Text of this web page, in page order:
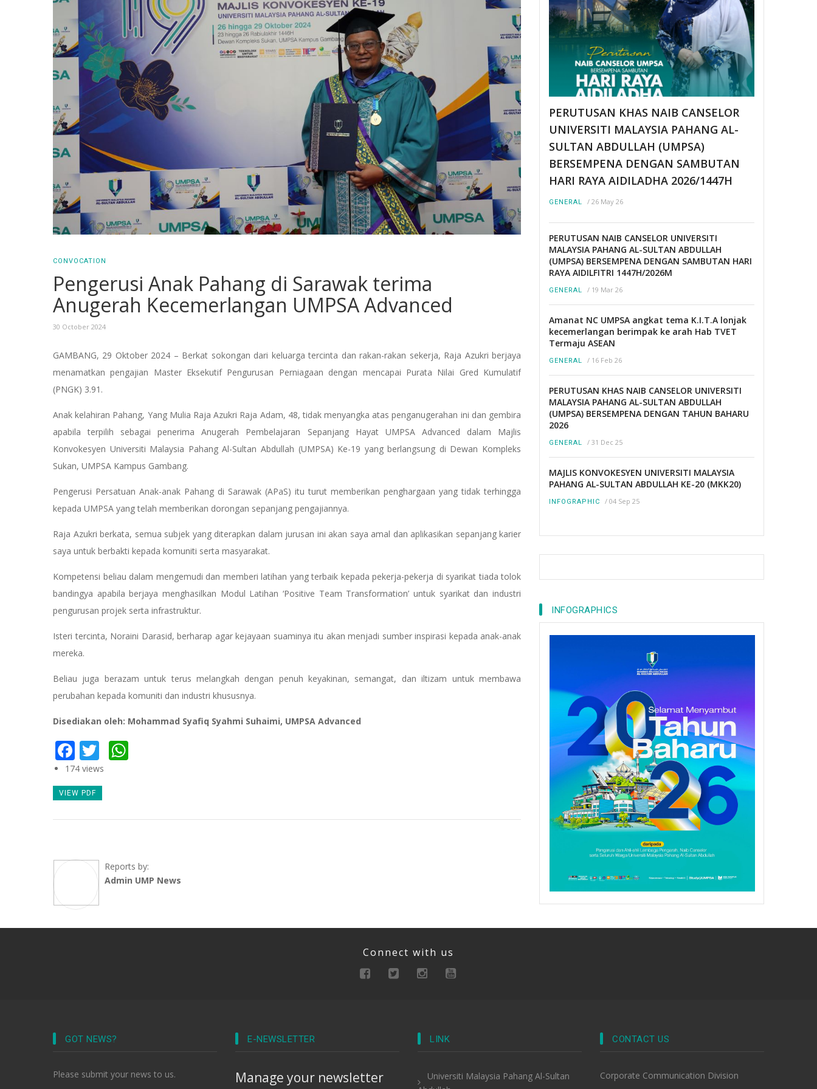
CONVOCATION
Pengerusi Anak Pahang di Sarawak terima
Anugerah Kecemerlangan UMPSA Advanced
30 October 2024
GAMBANG, 29 Oktober 2024 – Berkat sokongan dari keluarga tercinta dan rakan-rakan sekerja, Raja Azukri berjaya
menamatkan pengajian Master Eksekutif Pengurusan Perniagaan dengan mencapai Purata Nilai Gred Kumulatif
(PNGK) 3.91.
Anak kelahiran Pahang, Yang Mulia Raja Azukri Raja Adam, 48, tidak menyangka atas penganugerahan ini dan gembira
apabila terpilih sebagai penerima Anugerah Pembelajaran Sepanjang Hayat UMPSA Advanced dalam Majlis
Konvokesyen Universiti Malaysia Pahang Al-Sultan Abdullah (UMPSA) Ke-19 yang berlangsung di Dewan Kompleks
Sukan, UMPSA Kampus Gambang.
Pengerusi Persatuan Anak-anak Pahang di Sarawak (APaS) itu turut memberikan penghargaan yang tidak terhingga
kepada UMPSA yang telah memberikan dorongan sepanjang pengajiannya.
Raja Azukri berkata, semua subjek yang diterapkan dalam jurusan ini akan saya amal dan aplikasikan sepanjang karier
saya untuk berbakti kepada komuniti serta masyarakat.
Kompetensi beliau dalam mengemudi dan memberi latihan yang terbaik kepada pekerja-pekerja di syarikat tiada tolok
bandingya apabila berjaya menghasilkan Modul Latihan ‘Positive Team Transformation’ untuk syarikat dan industri
pengurusan projek serta infrastruktur.
Isteri tercinta, Noraini Darasid, berharap agar kejayaan suaminya itu akan menjadi sumber inspirasi kepada anak-anak
mereka.
Beliau juga berazam untuk terus melangkah dengan penuh keyakinan, semangat, dan iltizam untuk membawa
perubahan kepada komuniti dan industri khususnya.
Disediakan oleh: Mohammad Syafiq Syahmi Suhaimi, UMPSA Advanced
Facebook
Twitter
174 views
VIEW PDF
Reports by:
Admin UMP News
PERUTUSAN KHAS NAIB CANSELOR
UNIVERSITI MALAYSIA PAHANG AL-
SULTAN ABDULLAH (UMPSA)
BERSEMPENA DENGAN SAMBUTAN
HARI RAYA AIDILADHA 2026/1447H
GENERAL / 26 May 26
PERUTUSAN NAIB CANSELOR UNIVERSITI
MALAYSIA PAHANG AL-SULTAN ABDULLAH
(UMPSA) BERSEMPENA DENGAN SAMBUTAN HARI
RAYA AIDILFITRI 1447H/2026M
GENERAL / 19 Mar 26
Amanat NC UMPSA angkat tema K.I.T.A lonjak
kecemerlangan berimpak ke arah Hab TVET
Termaju ASEAN
GENERAL / 16 Feb 26
PERUTUSAN KHAS NAIB CANSELOR UNIVERSITI
MALAYSIA PAHANG AL-SULTAN ABDULLAH
(UMPSA) BERSEMPENA DENGAN TAHUN BAHARU
2026
GENERAL / 31 Dec 25
MAJLIS KONVOKESYEN UNIVERSITI MALAYSIA
PAHANG AL-SULTAN ABDULLAH KE-20 (MKK20)
INFOGRAPHIC / 04 Sep 25
INFOGRAPHICS
Connect with us
GOT NEWS?
Please submit your news to us.
E-NEWSLETTER
Manage your newsletter
LINK
Universiti Malaysia Pahang Al-Sultan
CONTACT US
Corporate Communication Division